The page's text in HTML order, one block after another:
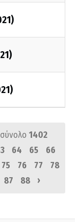
1402
64 65
66
75 76 77
78
87 88 ›